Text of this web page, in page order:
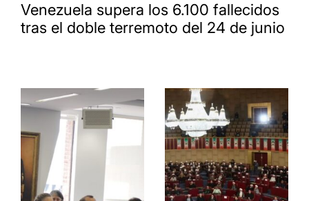
Venezuela supera los 6.100 fallecidos
tras el doble terremoto del 24 de junio